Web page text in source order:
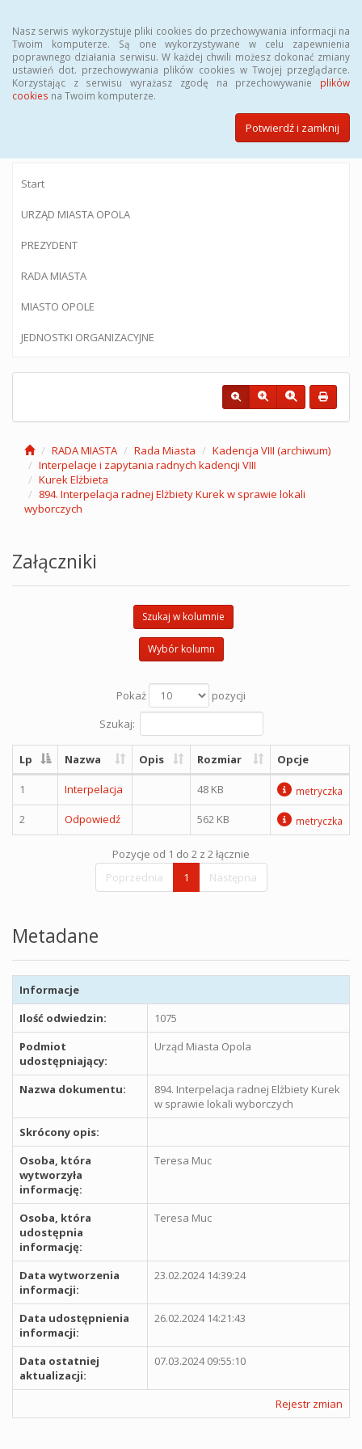
Nasz serwis wykorzystuje pliki cookies do przechowywania informacji na
Twoim komputerze. Są one wykorzystywane w celu zapewnienia
poprawnego działania serwisu. W każdej chwili możesz dokonać zmiany
ustawień dot. przechowywania plików cookies w Twojej przeglądarce.
Korzystając z serwisu wyrażasz zgodę na przechowywanie plików
cookies na Twoim komputerze.
Potwierdź i zamknij
BIULETYN INFORMACJI PUBLICZNEJ
Urzędu Miasta Opola
Start
URZĄD MIASTA OPOLA
PREZYDENT
RADA MIASTA
MIASTO OPOLE
JEDNOSTKI ORGANIZACYJNE
RADA MIASTA Rada Miasta
Kadencja VIII (archiwum)
Interpelacje i zapytania radnych kadencji VIII
Kurek Elżbieta
894. Interpelacja radnej Elżbiety Kurek w sprawie lokali
wyborczych
Załączniki
Szukaj w kolumnie
Wybór kolumn
Pokaż
pozycji
Szukaj:
Lp Nazwa Opis Rozmiar Opcje
1 Interpelacja 48 KB metryczka
2 Odpowiedź 562 KB metryczka
Pozycje od 1 do 2 z 2 łącznie
Poprzednia
1 Następna
Metadane
Informacje
Ilość odwiedzin:
1075
Podmiot
udostępniający:
Urząd Miasta Opola
Nazwa dokumentu:
894. Interpelacja radnej Elżbiety Kurek
w sprawie lokali wyborczych
Skrócony opis:
Osoba, która
wytworzyła
informację:
Teresa Muc
Osoba, która
udostępnia
informację:
Teresa Muc
Data wytworzenia
informacji:
23.02.2024 14:39:24
Data udostępnienia
informacji:
26.02.2024 14:21:43
Data ostatniej
aktualizacji:
07.03.2024 09:55:10
Rejestr zmian